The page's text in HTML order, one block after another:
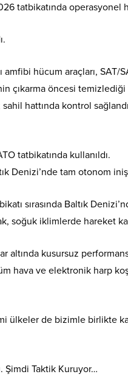
tatbikatında operasyonel
hücum araçları,
çıkarma öncesi temizlediği
hattında kontrol
tatbikatında kullanıldı.
Denizi’nde tam otonom
sırasında Baltık
soğuk iklimlerde hareket
altında kusursuz
hava ve elektronik harp
ülkeler de bizimle birlikte
Şimdi Taktik Kuruyor…